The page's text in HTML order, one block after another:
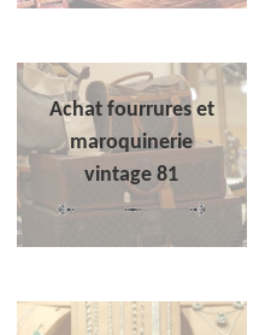
Achat fourrures et
maroquinerie
vintage 81